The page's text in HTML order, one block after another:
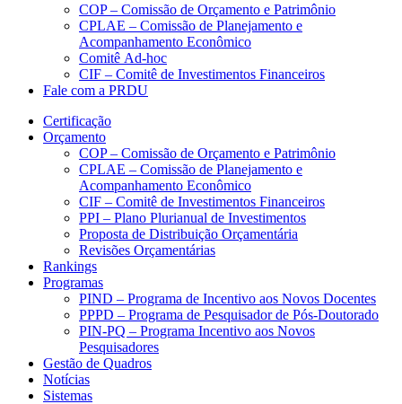
COP – Comissão de Orçamento e Patrimônio
CPLAE – Comissão de Planejamento e
Acompanhamento Econômico
Comitê Ad-hoc
CIF – Comitê de Investimentos Financeiros
Fale com a PRDU
Certificação
Orçamento
COP – Comissão de Orçamento e Patrimônio
CPLAE – Comissão de Planejamento e
Acompanhamento Econômico
CIF – Comitê de Investimentos Financeiros
PPI – Plano Plurianual de Investimentos
Proposta de Distribuição Orçamentária
Revisões Orçamentárias
Rankings
Programas
PIND – Programa de Incentivo aos Novos Docentes
PPPD – Programa de Pesquisador de Pós-Doutorado
PIN-PQ – Programa Incentivo aos Novos
Pesquisadores
Gestão de Quadros
Notícias
Sistemas